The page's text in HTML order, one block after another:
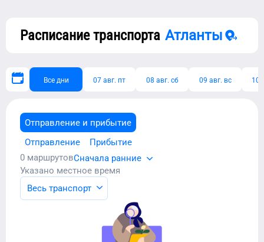
Расписание транспорта Атланты
Все дни 07 авг. пт 08 авг. сб 09 авг. вс 10
Отправление и прибытие
Отправление
Прибытие
0 маршрутовСначала ранние
Указано местное время
Весь транспорт